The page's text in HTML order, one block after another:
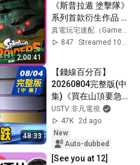
2:00:41
《斯普拉遁 塗擊隊》
系列首款衍生作品 打
倒鮭魚大作戰！
Cast.小賤、瑞
真電玩宅速配（Gamexpress）
847
Streamed 10d ago
48:33
【錢線百分百】
20260804完整版(中
集)《買在山頂要急
賣嗎?套牢股翻身攻
略! 跌深股要V轉了
嗎? 揭!熱門股買賣攻
略》│非凡財經新聞│
USTV 非凡電視
47K
2d ago
New
Auto-dubbed
[See you at 12]